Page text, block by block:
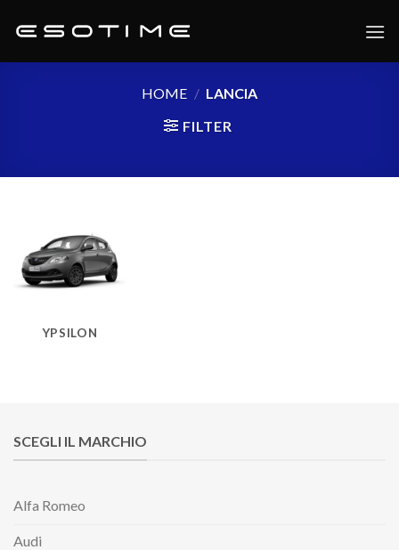
HOME / LANCIA
FILTER
YPSILON
SCEGLI IL MARCHIO
Alfa Romeo
Audi